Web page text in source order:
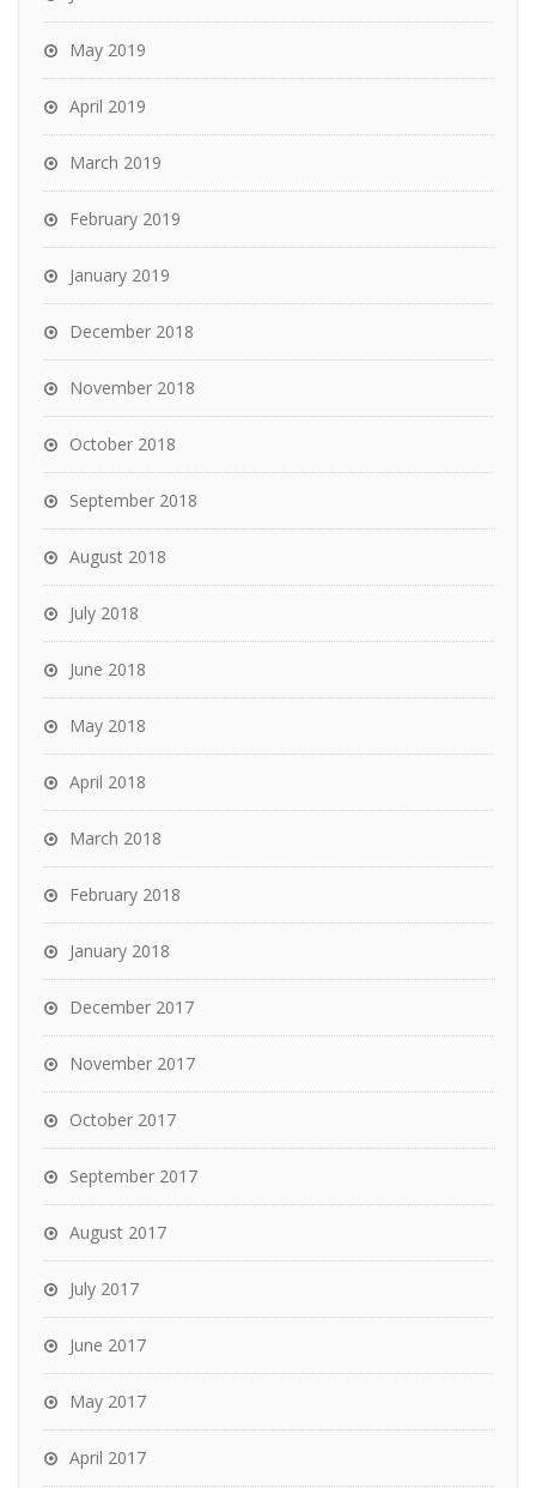
May 2019
April 2019
March 2019
February 2019
January 2019
December 2018
November 2018
October 2018
September 2018
August 2018
July 2018
June 2018
May 2018
April 2018
March 2018
February 2018
January 2018
December 2017
November 2017
October 2017
September 2017
August 2017
July 2017
June 2017
May 2017
April 2017